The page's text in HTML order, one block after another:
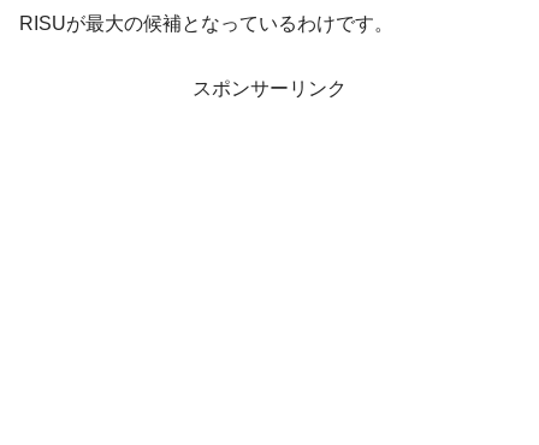
RISUが最大の候補となっているわけです。
スポンサーリンク